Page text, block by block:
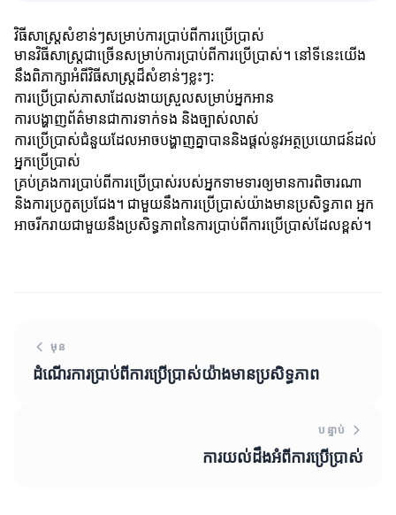
វិធីសាស្ត្រសំខាន់ៗសម្រាប់ការប្រាប់ពីការប្រើប្រាស់
មានវិធីសាស្ត្រជាច្រើនសម្រាប់ការប្រាប់ពីការប្រើប្រាស់។ នៅទីនេះយើង
នឹងពិភាក្សាអំពីវិធីសាស្ត្រដ៏សំខាន់ៗខ្លះៗ:
ការប្រើប្រាស់ភាសាដែលងាយស្រួលសម្រាប់អ្នកអាន
ការបង្ហាញព័ត៌មានជាការទាក់ទង និងច្បាស់លាស់
ការប្រើប្រាស់ជំនួយដែលអាចបង្ហាញគ្នាបាននិងផ្តល់នូវអត្ថប្រយោជន៍ដល់
អ្នកប្រើប្រាស់
គ្រប់គ្រងការប្រាប់ពីការប្រើប្រាស់របស់អ្នកទាមទារឲ្យមានការពិចារណា
និងការប្រកួតប្រជែង។ ជាមួយនឹងការប្រើប្រាស់យ៉ាងមានប្រសិទ្ធភាព អ្នក
អាចរីករាយជាមួយនឹងប្រសិទ្ធភាពនៃការប្រាប់ពីការប្រើប្រាស់ដែលខ្ពស់។
មុន
ដំណើរការប្រាប់ពីការប្រើប្រាស់យ៉ាងមានប្រសិទ្ធភាព
បន្ទាប់
ការយល់ដឹងអំពីការប្រើប្រាស់